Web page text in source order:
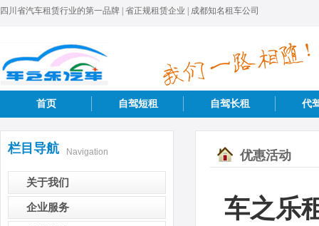
四川省汽车租赁行业的第一品牌 | 省正规租赁企业 | 成都知名租车公司
首页 自驾短租 自驾长租 代
栏目导航 Navigation
关于我们
企业服务
优惠活动
车之乐